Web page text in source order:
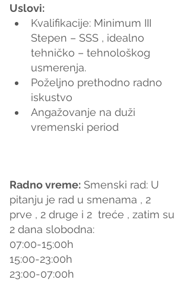
Uslovi:
Kvalifikacije: Minimum III
Stepen – SSS , idealno
tehničko – tehnološkog
usmerenja.
Poželjno prethodno radno
iskustvo
Angažovanje na duži
vremenski period
Radno vreme: Smenski rad: U
pitanju je rad u smenama , 2
prve , 2 druge i 2  treće , zatim su
2 dana slobodna:
07:00-15:00h
15:00-23:00h
23:00-07:00h